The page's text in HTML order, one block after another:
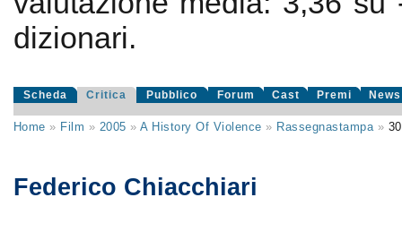
dizionari.
Scheda Critica Pubblico Forum Cast Premi News
Home » Film » 2005 »A History Of Violence » Rassegnastampa»
Federico Chiacchiari